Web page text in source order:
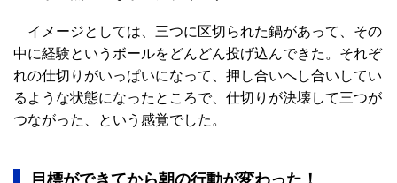
イメージとしては、三つに区切られた鍋があって、その
中に経験というボールをどんどん投げ込んできた。それぞ
れの仕切りがいっぱいになって、押し合いへし合いしてい
るような状態になったところで、仕切りが決壊して三つが
つながった、という感覚でした。